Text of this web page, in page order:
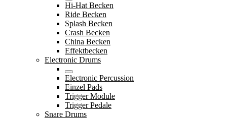
Hi-Hat Becken
Ride Becken
Splash Becken
Crash Becken
China Becken
Effektbecken
Electronic Drums
Electronic Percussion
Einzel Pads
Trigger Module
Trigger Pedale
Snare Drums